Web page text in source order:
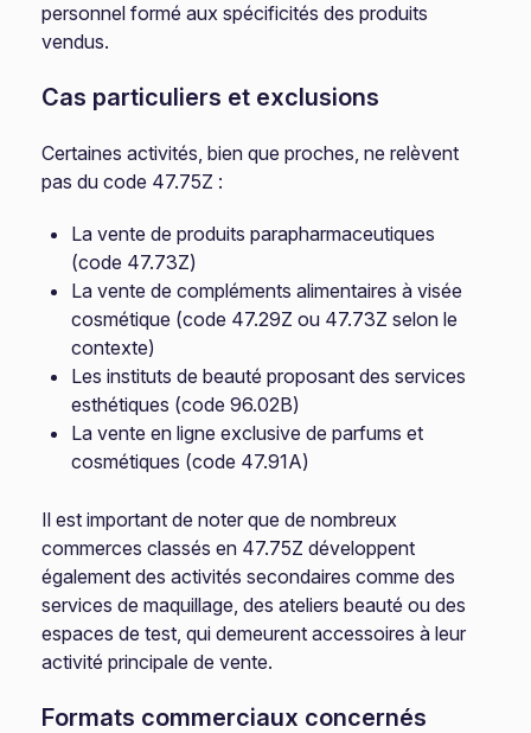
personnel formé aux spécificités des produits
vendus.
Cas particuliers et exclusions
Certaines activités, bien que proches, ne relèvent
pas du code 47.75Z :
La vente de produits parapharmaceutiques
(code 47.73Z)
La vente de compléments alimentaires à visée
cosmétique (code 47.29Z ou 47.73Z selon le
contexte)
Les instituts de beauté proposant des services
esthétiques (code 96.02B)
La vente en ligne exclusive de parfums et
cosmétiques (code 47.91A)
Il est important de noter que de nombreux
commerces classés en 47.75Z développent
également des activités secondaires comme des
services de maquillage, des ateliers beauté ou des
espaces de test, qui demeurent accessoires à leur
activité principale de vente.
Formats commerciaux concernés